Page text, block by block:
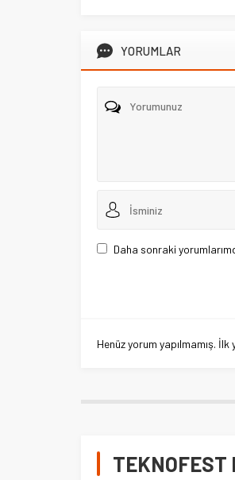
YORUMLAR
Daha sonraki
Henüz yorum yapılmamış.
TEKNOFEST